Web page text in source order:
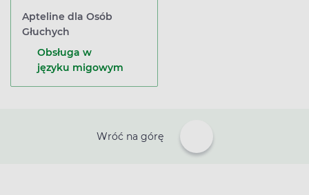
Apteline dla Osób
Głuchych
Obsługa w
języku migowym
Wróć na górę